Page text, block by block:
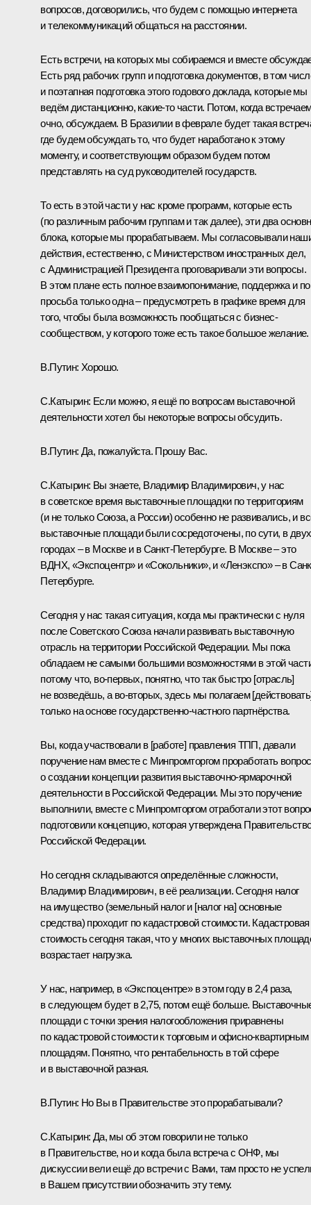
вопросов, договорились, что будем с помощью интернета
и телекоммуникаций общаться на расстоянии.
Есть встречи, на которых мы собираемся и вместе
Есть ряд рабочих групп и подготовка документов, в том
и поэтапная подготовка этого годового доклада, которые мы
ведём дистанционно, какие‑то части. Потом, когда
очно, обсуждаем. В Бразилии в феврале будет такая
где будем обсуждать то, что будет наработано к этому
моменту, и соответствующим образом будем потом
представлять на суд руководителей государств.
То есть в этой части у нас кроме программ, которые есть
(по различным рабочим группам и так далее), эти два
блока, которые мы прорабатываем. Мы согласовывали
действия, естественно, с Министерством иностранных дел,
с Администрацией Президента проговаривали эти вопросы.
В этом плане есть полное взаимопонимание, поддержка и
просьба только одна – предусмотреть в графике время для
того, чтобы была возможность пообщаться с бизнес-
сообществом, у которого тоже есть такое большое желание.
В.Путин: Хорошо.
С.Катырин: Если можно, я ещё по вопросам выставочной
деятельности хотел бы некоторые вопросы обсудить.
В.Путин: Да, пожалуйста. Прошу Вас.
С.Катырин: Вы знаете, Владимир Владимирович, у нас
в советское время выставочные площадки по территориям
(и не только Союза, а России) особенно не развивались, и
выставочные площади были сосредоточены, по сути, в двух
городах – в Москве и в Санкт-Петербурге. В Москве – это
ВДНХ, «Экспоцентр» и «Сокольники», и «Ленэкспо» – в
Петербурге.
Сегодня у нас такая ситуация, когда мы практически с нуля
после Советского Союза начали развивать выставочную
отрасль на территории Российской Федерации. Мы пока
обладаем не самыми большими возможностями в этой
потому что, во‑первых, понятно, что так быстро [отрасль]
не возведёшь, а во‑вторых, здесь мы полагаем
только на основе государственно-частного партнёрства.
Вы, когда участвовали в [работе] правления ТПП, давали
поручение нам вместе с Минпромторгом проработать вопрос
о создании концепции развития выставочно-ярмарочной
деятельности в Российской Федерации. Мы это поручение
выполнили, вместе с Минпромторгом отработали этот
подготовили концепцию, которая утверждена
Российской Федерации.
Но сегодня складываются определённые сложности,
Владимир Владимирович, в её реализации. Сегодня налог
на имущество (земельный налог и [налог на] основные
средства) проходит по кадастровой стоимости. Кадастровая
стоимость сегодня такая, что у многих выставочных
возрастает нагрузка.
У нас, например, в «Экспоцентре» в этом году в 2,4 раза,
в следующем будет в 2,75, потом ещё больше.
площади с точки зрения налогообложения приравнены
по кадастровой стоимости к торговым и офисно-квартирным
площадям. Понятно, что рентабельность в той сфере
и в выставочной разная.
В.Путин: Но Вы в Правительстве это прорабатывали?
С.Катырин: Да, мы об этом говорили не только
в Правительстве, но и когда была встреча с ОНФ, мы
дискуссии вели ещё до встречи с Вами, там просто не
в Вашем присутствии обозначить эту тему.